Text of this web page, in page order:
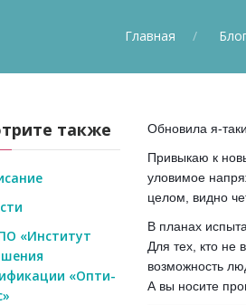
Главная
Обновила я-
Привыкаю к
уловимое
целом, видно
В планах
Для тех, кто не
возможность
А вы носите
также
«Институт
«Опти-